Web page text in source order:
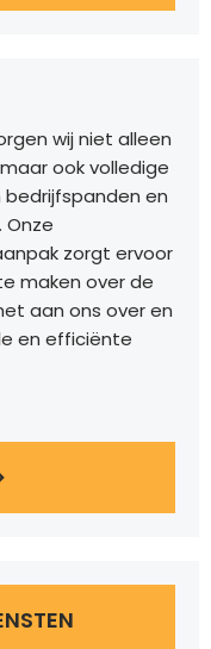
wij niet alleen
ook volledige
en
Onze
zorgt ervoor
maken over de
aan ons over en
en efficiënte